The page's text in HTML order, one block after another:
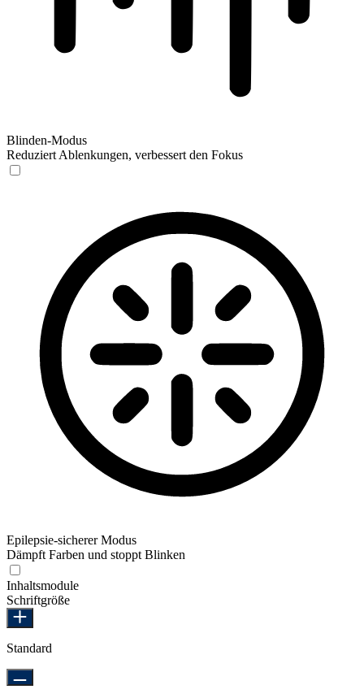
Blinden-Modus
Reduziert Ablenkungen, verbessert den Fokus
Epilepsie-sicherer Modus
Dämpft Farben und stoppt Blinken
Inhaltsmodule
Schriftgröße
Standard